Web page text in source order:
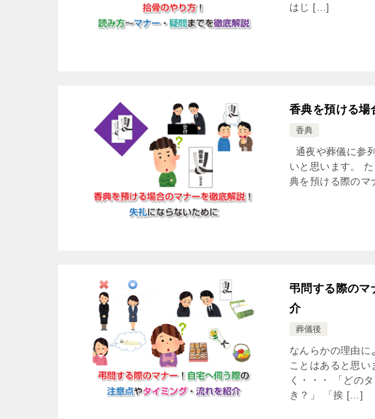
はじ […]
香典を預ける場
香典
通夜や葬儀に参
いと思います。
典を預ける際の
弔問する際のマ
介
葬儀後
なんらかの理由に
ことはあると思
く・・・ 「どの
き？」 「挨 […]